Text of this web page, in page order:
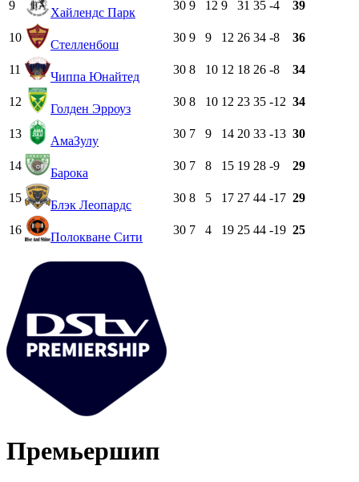
9
Хайлендс Парк
30 9 12 9 31 35 -4 39
10
Стелленбош
30 9 9 12 26 34 -8 36
11
Чиппа Юнайтед
30 8 10 12 18 26 -8 34
12
Голден Эрроуз
30 8 10 12 23 35 -12 34
13
АмаЗулу
30 7 9 14 20 33 -13 30
14
Барока
30 7 8 15 19 28 -9 29
15
Блэк Леопардс
30 8 5 17 27 44 -17 29
16
Полокване Сити
30 7 4 19 25 44 -19 25
Премьершип